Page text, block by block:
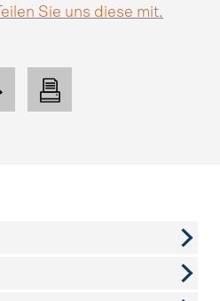
Teilen Sie uns diese mit.